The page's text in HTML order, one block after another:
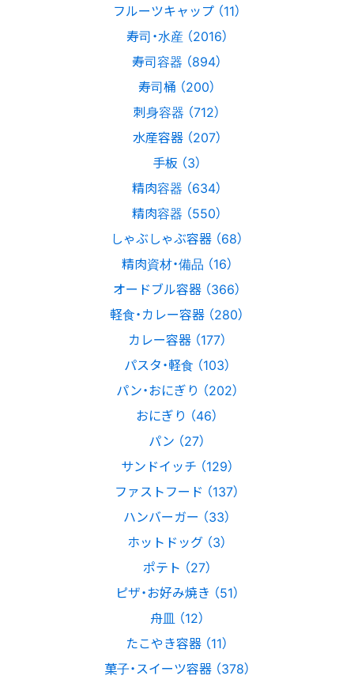
フルーツキャップ （11）
寿司・水産 （2016）
寿司容器 （894）
寿司桶 （200）
刺身容器 （712）
水産容器 （207）
手板 （3）
精肉容器 （634）
精肉容器 （550）
しゃぶしゃぶ容器 （68）
精肉資材・備品 （16）
オードブル容器 （366）
軽食・カレー容器 （280）
カレー容器 （177）
パスタ・軽食 （103）
パン・おにぎり （202）
おにぎり （46）
パン （27）
サンドイッチ （129）
ファストフード （137）
ハンバーガー （33）
ホットドッグ （3）
ポテト （27）
ピザ・お好み焼き （51）
舟皿 （12）
たこやき容器 （11）
菓子・スイーツ容器 （378）